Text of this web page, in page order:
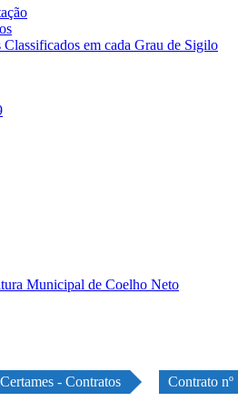
em cada Grau de Sigilo
Certames - Contratos Contrato nº